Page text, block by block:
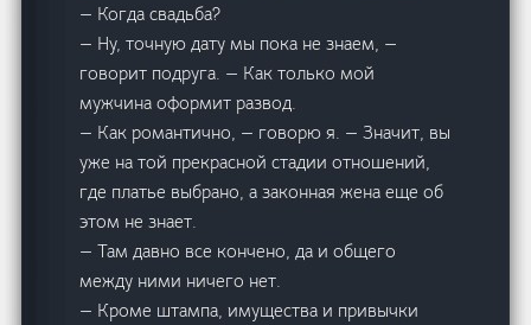
— Когда свадьба?
— Ну, точную дату мы пока не знаем, —
говорит подруга. — Как только мой
мужчина оформит развод.
— Как романтично, — говорю я. — Значит, вы
уже на той прекрасной стадии отношений,
где платье выбрано, а законная жена еще об
этом не знает.
— Там давно все кончено, да и общего
между ними ничего нет.
— Кроме штампа, имущества и привычки